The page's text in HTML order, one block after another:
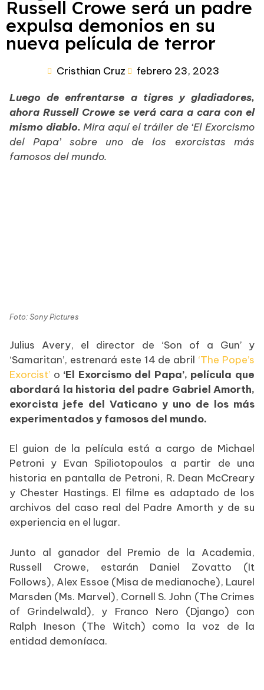
Russell Crowe será un padre
expulsa demonios en su
nueva película de terror
Cristhian Cruz febrero 23, 2023
Luego de enfrentarse a tigres y gladiadores,
ahora Russell Crowe se verá cara a cara con el
mismo diablo. Mira aquí el tráiler de ‘El Exorcismo
del Papa’ sobre uno de los exorcistas más
famosos del mundo.
Foto: Sony Pictures
Julius Avery, el director de ‘Son of a Gun’ y
‘Samaritan’, estrenará este 14 de abril ‘The Pope’s
Exorcist’ o ‘El Exorcismo del Papa’, película que
abordará la historia del padre Gabriel Amorth,
exorcista jefe del Vaticano y uno de los más
experimentados y famosos del mundo.
El guion de la película está a cargo de Michael
Petroni y Evan Spiliotopoulos a partir de una
historia en pantalla de Petroni, R. Dean McCreary
y Chester Hastings. El filme es adaptado de los
archivos del caso real del Padre Amorth y de su
experiencia en el lugar.
Junto al ganador del Premio de la Academia,
Russell Crowe, estarán Daniel Zovatto (It
Follows), Alex Essoe (Misa de medianoche), Laurel
Marsden (Ms. Marvel), Cornell S. John (The Crimes
of Grindelwald), y Franco Nero (Django) con
Ralph Ineson (The Witch) como la voz de la
entidad demoníaca.